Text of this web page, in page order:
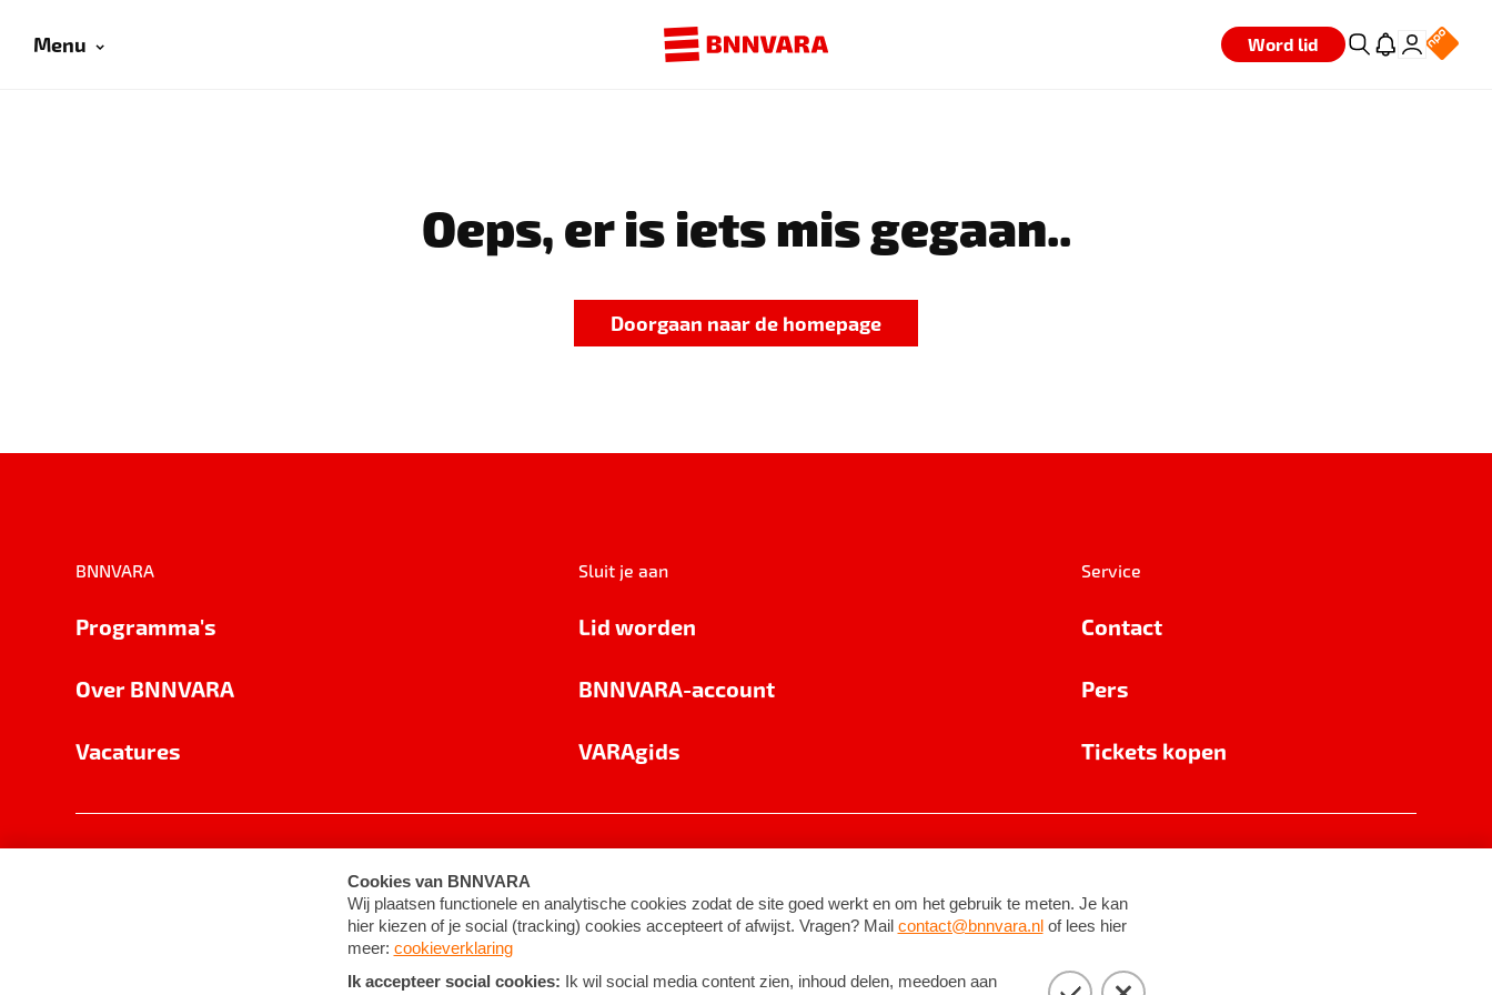
Menu Word lid
Oeps, er is iets mis gegaan..
Doorgaan naar de homepage
BNNVARA
Programma's
Over BNNVARA
Vacatures
Sluit je aan
Lid worden
BNNVARA-account
VARAgids
Service
Contact
Pers
Tickets kopen
Cookie-instellingen Algemene voorwaarden ©2026BNNVARA